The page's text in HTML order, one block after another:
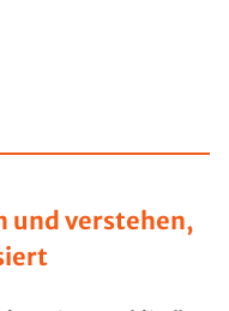
und verstehen,